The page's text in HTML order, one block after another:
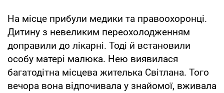
На місце прибули медики та правоохоронці.
Дитину з невеликим переохолодженням
доправили до лікарні. Тоді й встановили
особу матері малюка. Нею виявилася
багатодітна місцева жителька Світлана. Того
вечора вона відпочивала у знайомої, вживала